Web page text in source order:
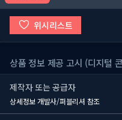
위시리스트
상품 정보 제공 고시 (디지털
제작자 또는 공급자
상세정보 개발사/퍼블리셔 참조